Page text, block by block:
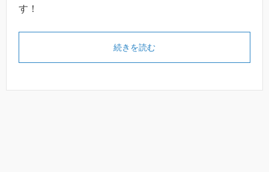
す！
続きを読む